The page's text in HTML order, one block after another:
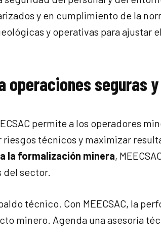
y en cumplimiento de la
y operativas para ajustar
operaciones seguras
permite a los operadores
técnicos y maximizar
la formalización minera,
del sector.
técnico. Con MEECSAC, la
minero. Agenda una asesoría